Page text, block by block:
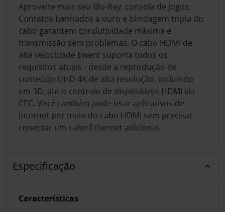
Aproveite mais seu Blu-Ray, consola de jogos.
Contatos banhados a ouro e blindagem tripla do
cabo garantem condutividade máxima e
transmissão sem problemas. O cabo HDMI de
alta velocidade Ewent suporta todos os
requisitos atuais - desde a reprodução de
conteúdo UHD 4K de alta resolução, incluindo
em 3D, até o controle de dispositivos HDMI via
CEC. Você também pode usar aplicativos de
Internet por meio do cabo HDMI sem precisar
conectar um cabo Ethernet adicional.
Especificação
Características